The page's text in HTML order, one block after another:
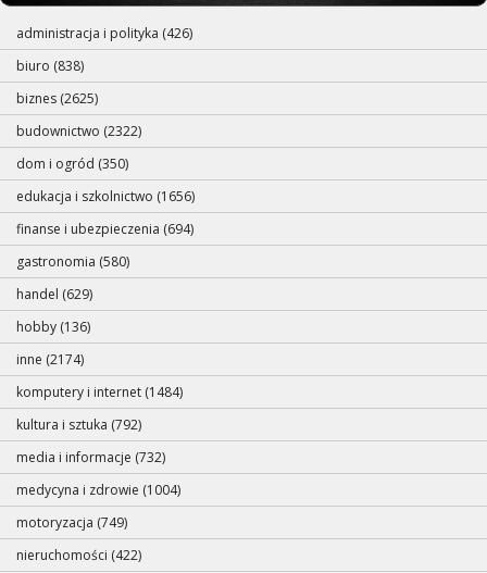
administracja i polityka (426)
biuro (838)
biznes (2625)
budownictwo (2322)
dom i ogród (350)
edukacja i szkolnictwo (1656)
finanse i ubezpieczenia (694)
gastronomia (580)
handel (629)
hobby (136)
inne (2174)
komputery i internet (1484)
kultura i sztuka (792)
media i informacje (732)
medycyna i zdrowie (1004)
motoryzacja (749)
nieruchomości (422)